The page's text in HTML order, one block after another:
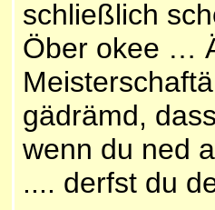
schließlich
Öber okee …
gädrämd,
wenn du ned
.... derfst du